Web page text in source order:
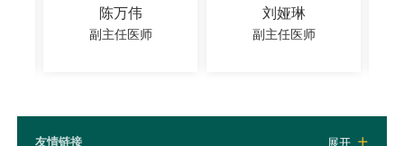
陈万伟
副主任医师
刘娅琳
副主任医师
友情链接 展开 